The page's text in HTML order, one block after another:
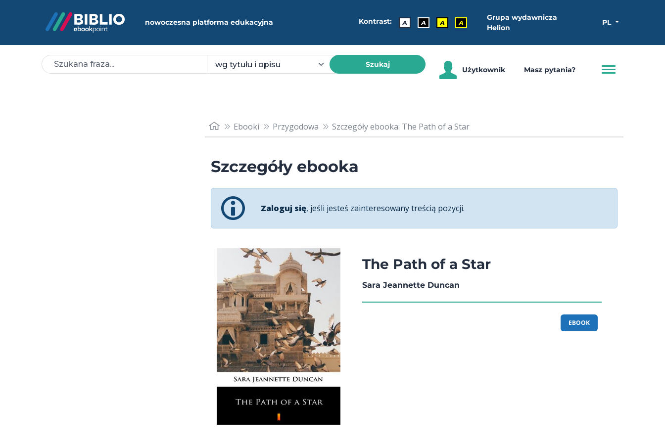
nowoczesna platforma edukacyjna Kontrast: A A A A
Grupa wydawnicza
Helion
PL
Szukaj
Użytkownik Masz pytania?
Ebooki Przygodowa Szczegóły ebooka: The Path of a Star
Szczegóły ebooka
Zaloguj się, jeśli jesteś zainteresowany treścią pozycji.
The Path of a Star
Sara Jeannette Duncan
EBOOK